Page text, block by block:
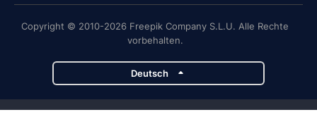
Copyright © 2010-2026 Freepik Company S.L.U. Alle Rechte
vorbehalten.
Deutsch